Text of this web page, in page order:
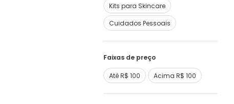
Kits para Skincare
Cuidados Pessoais
Faixas de preço
Até R$ 100 Acima R$ 100